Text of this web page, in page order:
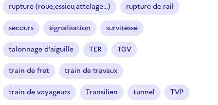
r
e
s
é
l
e
c
t
i
rupture (roue,essieu,attelage…) rupture de rail
secours signalisation survitesse
talonnage d’aiguille TER TGV
train de fret train de travaux
train de voyageurs Transilien tunnel TVP